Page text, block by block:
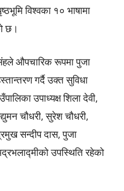
विश्वका १० भाषामा
छ।
औपचारिक रूपमा पुजा
गर्दै उक्त सुविधा
उपाध्यक्ष शिला देवी,
चौधरी, सुरेश चौधरी,
सन्दीप दास, पुजा
उपस्थिति रहेको